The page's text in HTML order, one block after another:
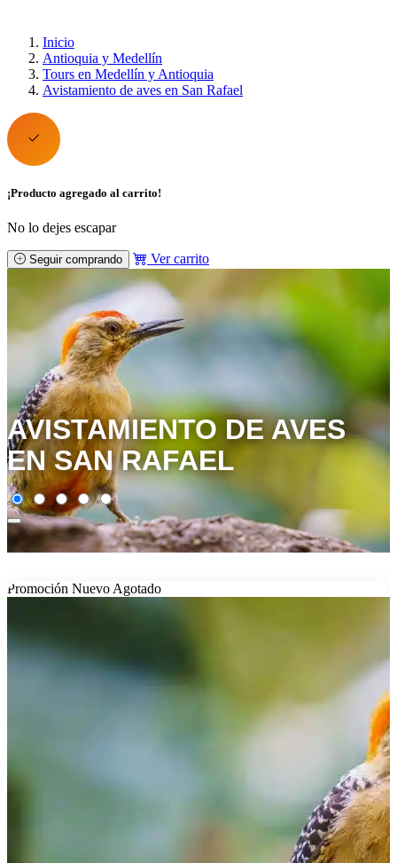
Inicio
Antioquia y Medellín
Tours en Medellín y Antioquia
Avistamiento de aves en San Rafael
¡Producto agregado al carrito!
No lo dejes escapar
Seguir comprando Ver carrito
AVISTAMIENTO DE AVES
EN SAN RAFAEL
Promoción Nuevo Agotado